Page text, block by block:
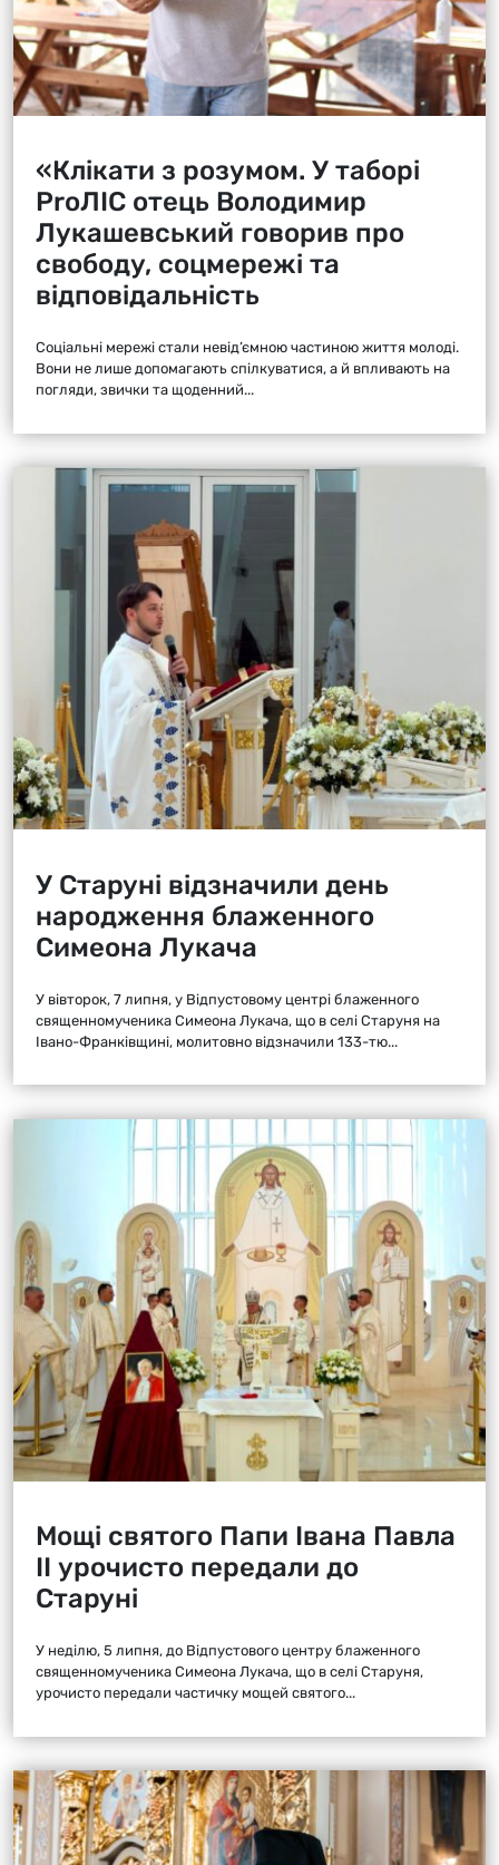
«Клікати з розумом. У таборі
ProЛІС отець Володимир
Лукашевський говорив про
свободу, соцмережі та
відповідальність
Соціальні мережі стали невід’ємною частиною життя молоді.
Вони не лише допомагають спілкуватися, а й впливають на
погляди, звички та щоденний...
У Старуні відзначили день
народження блаженного
Симеона Лукача
У вівторок, 7 липня, у Відпустовому центрі блаженного
священномученика Симеона Лукача, що в селі Старуня на
Івано-Франківщині, молитовно відзначили 133-тю...
Мощі святого Папи Івана Павла
ІІ урочисто передали до
Старуні
У неділю, 5 липня, до Відпустового центру блаженного
священномученика Симеона Лукача, що в селі Старуня,
урочисто передали частичку мощей святого...